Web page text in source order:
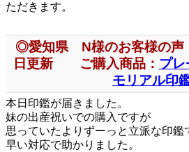
ただきます。
◎愛知県 N様のお客様の
日更新 ご購入商品： プレ
モリアル印
本日印鑑が届きました。
妹の出産祝いでの購入ですが
思っていたよりずーっと立派な印鑑
早い対応で助かりました。